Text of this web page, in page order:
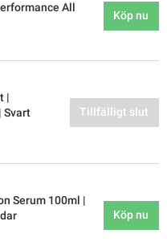
All
Köp nu
|
Svart
Tillfälligt slut
Serum 100ml |
Köp nu